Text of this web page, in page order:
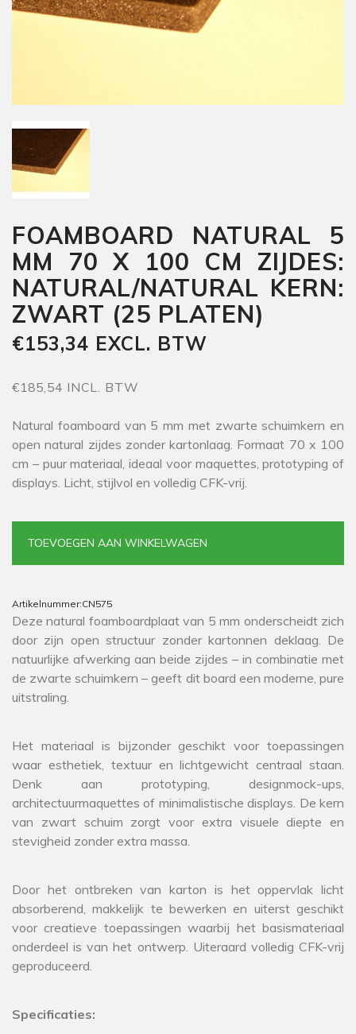
FOAMBOARD NATURAL 5
MM 70 X 100 CM ZIJDES:
NATURAL/NATURAL KERN:
ZWART (25 PLATEN)
€153,34 EXCL. BTW
€185,54 INCL. BTW
Natural foamboard van 5 mm met zwarte schuimkern en
open natural zijdes zonder kartonlaag. Formaat 70 x 100
cm – puur materiaal, ideaal voor maquettes, prototyping of
displays. Licht, stijlvol en volledig CFK-vrij.
TOEVOEGEN AAN WINKELWAGEN
Artikelnummer:CN575
Deze natural foamboardplaat van 5 mm onderscheidt zich
door zijn open structuur zonder kartonnen deklaag. De
natuurlijke afwerking aan beide zijdes – in combinatie met
de zwarte schuimkern – geeft dit board een moderne, pure
uitstraling.
Het materiaal is bijzonder geschikt voor toepassingen
waar esthetiek, textuur en lichtgewicht centraal staan.
Denk aan prototyping, designmock-ups,
architectuurmaquettes of minimalistische displays. De kern
van zwart schuim zorgt voor extra visuele diepte en
stevigheid zonder extra massa.
Door het ontbreken van karton is het oppervlak licht
absorberend, makkelijk te bewerken en uiterst geschikt
voor creatieve toepassingen waarbij het basismateriaal
onderdeel is van het ontwerp. Uiteraard volledig CFK-vrij
geproduceerd.
Specificaties: